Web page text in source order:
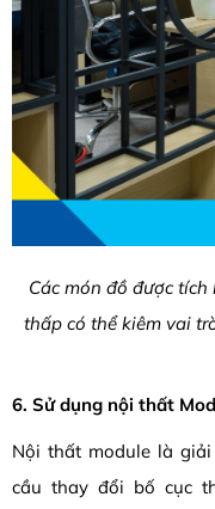
Các món đồ được
thấp có thể kiêm vai
6. Sử dụng nội thất
Nội thất module là
cầu thay đổi bố cục